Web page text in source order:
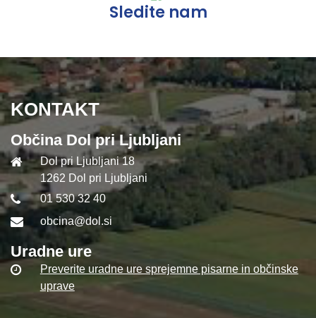
Sledite nam
KONTAKT
Občina Dol pri Ljubljani
Dol pri Ljubljani 18
1262 Dol pri Ljubljani
01 530 32 40
obcina@dol.si
Uradne ure
Preverite uradne ure sprejemne pisarne in občinske
uprave